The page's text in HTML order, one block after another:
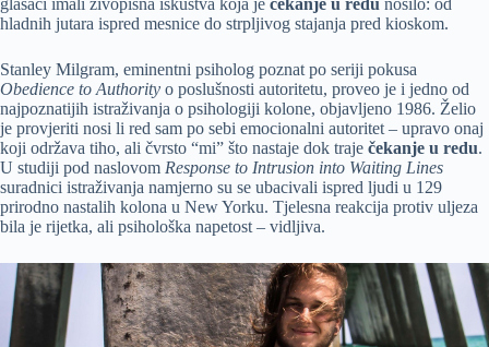
glasači imali živopisna iskustva koja je čekanje u redu nosilo: od
hladnih jutara ispred mesnice do strpljivog stajanja pred kioskom.
Stanley Milgram, eminentni psiholog poznat po seriji pokusa
Obedience to Authority o poslušnosti autoritetu, proveo je i jedno od
najpoznatijih istraživanja o psihologiji kolone, objavljeno 1986. Želio
je provjeriti nosi li red sam po sebi emocionalni autoritet – upravo onaj
koji održava tiho, ali čvrsto “mi” što nastaje dok traje čekanje u redu.
U studiji pod naslovom Response to Intrusion into Waiting Lines
suradnici istraživanja namjerno su se ubacivali ispred ljudi u 129
prirodno nastalih kolona u New Yorku. Tjelesna reakcija protiv uljeza
bila je rijetka, ali psihološka napetost – vidljiva.